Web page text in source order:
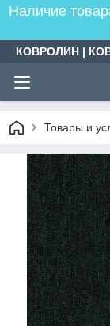
Наличие
КОВРОЛИН |
Товары и